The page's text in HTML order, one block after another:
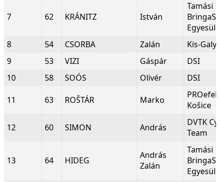
7 62 KRÁNITZ István
Tamási
8
54 CSORBA Zalán
Kis-
9
53 VIZI Gáspár
DSI
10
58 SOÓS Olivér DSI
11 63 ROŠTÁR Marko
Košice
12 60 SIMON András
DVTK
Team
13 64 HIDEG
András
Zalán
Tamási